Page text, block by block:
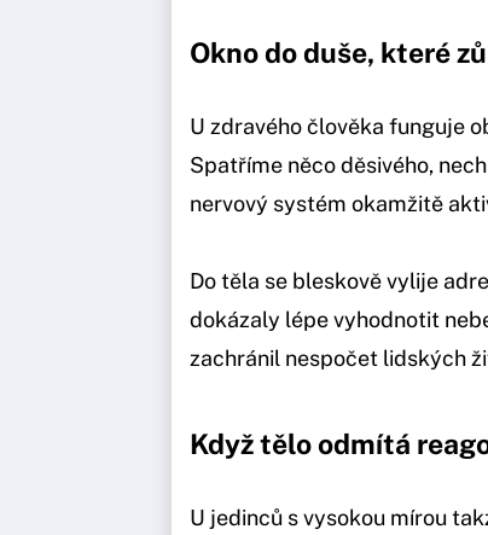
Okno do duše, které
U zdravého člověka funguje
Spatříme něco děsivého,
nervový systém okamžitě
Do těla se bleskově vylije
dokázaly lépe vyhodnotit
zachránil nespočet lidských
Když tělo odmítá
U jedinců s vysokou mírou